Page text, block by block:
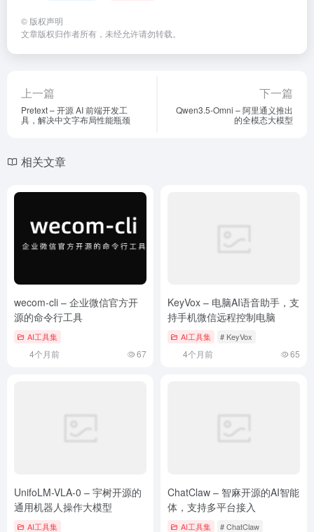
© 版权声明
文章版权归作者所有，未经允许请勿转载。
上一篇
Pretext – 开源 AI 前端开发工
具，解决中文字布局性能瓶颈
下一篇
Qwen3.5-Omni – 阿里通义推出
的全模态大模型
相关文章
wecom-cli – 企业微信官方开
源的命令行工具
AI工具集
4个月前 67
KeyVox – 电脑AI语音助手，支
持手机微信远程控制电脑
AI工具集 # KeyVox
4个月前 65
UnifoLM-VLA-0 – 宇树开源的
通用机器人操作大模型
AI工具集
ChatClaw – 智麻开源的AI智能
体，支持多平台接入
AI工具集 # ChatClaw